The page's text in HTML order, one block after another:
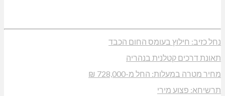
נחל כזיב: חילוץ בעומס החום הכבד
תאונת דרכים קטלנית בנהריה
מחיר מטרה במעלות: החל מ-728,000 ₪
תרשיחא: פצוע מירי